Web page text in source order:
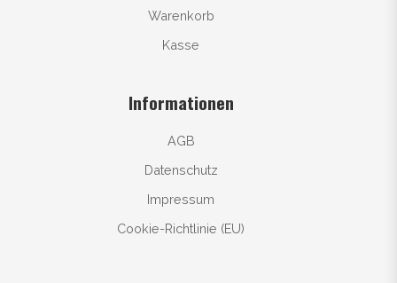
Warenkorb
Kasse
Informationen
AGB
Datenschutz
Impressum
Cookie-Richtlinie (EU)